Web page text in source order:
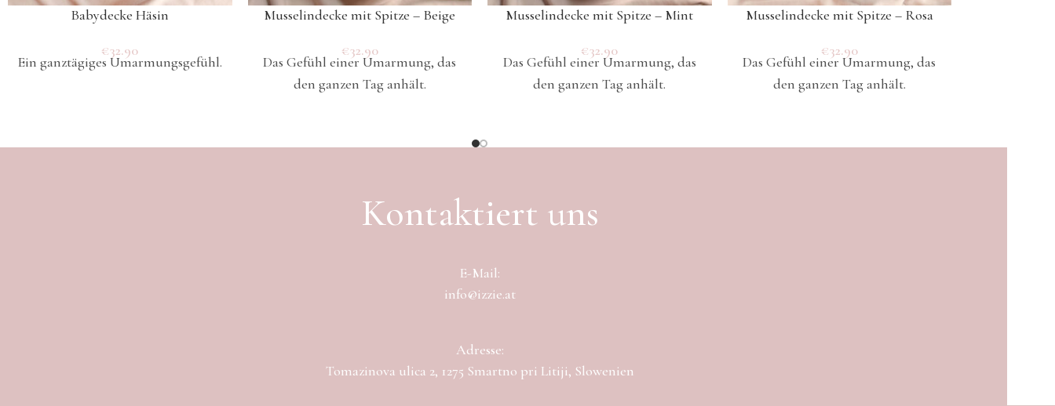
Babydecke Häsin
€32.90
Ein ganztägiges Umarmungsgefühl.
Musselindecke mit Spitze – Beige
€32.90
Das Gefühl einer Umarmung, das
den ganzen Tag anhält.
Musselindecke mit Spitze – Mint
€32.90
Das Gefühl einer Umarmung, das
den ganzen Tag anhält.
Musselindecke mit Spitze – Rosa
€32.90
Das Gefühl einer Umarmung, das
den ganzen Tag anhält.
Kontaktiert uns
E-Mail:
info@izzie.at
Adresse:
Tomazinova ulica 2, 1275 Smartno pri Litiji, Slowenien